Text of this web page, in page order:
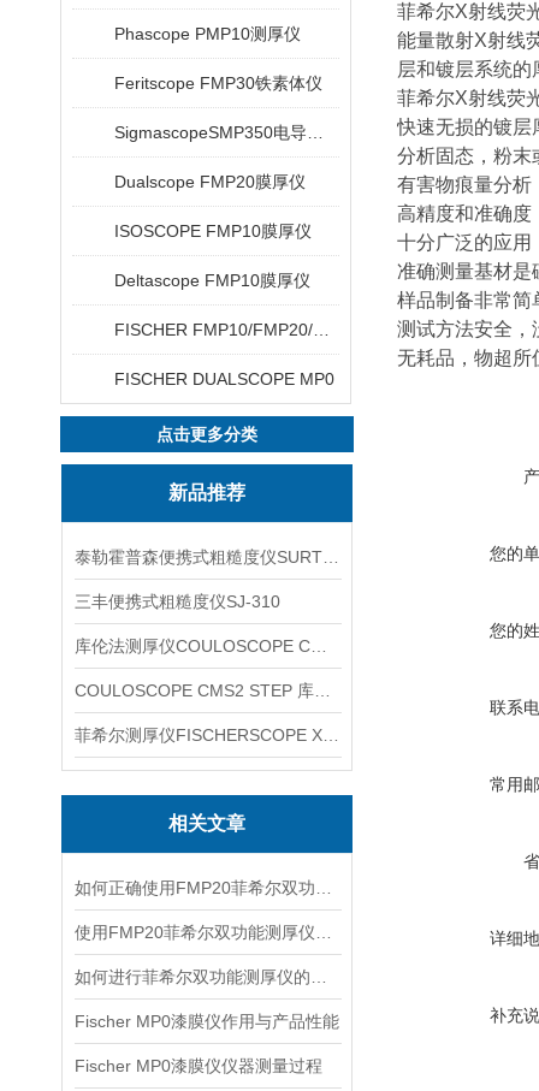
Phascope PMP10测厚仪
Feritscope FMP30铁素体仪
Dualscope FMP20膜厚仪
ISOSCOPE FMP10膜厚仪
Deltascope FMP10膜厚仪
FISCHER DUALSCOPE MP0
点击更多分类
新品推荐
三丰便携式粗糙度仪SJ-310
相关文章
Fischer MP0漆膜仪作用与产品性能
Fischer MP0漆膜仪仪器测量过程
菲希尔X射线荧
能量散射X射线
层和镀层系统
菲希尔X射线荧
快速无损的镀层
分析固态，粉末
有害物痕量分析
高精度和准确度
十分广泛的应用
准确测量基材是
样品制备非常简
测试方法安全，
无耗品，物超所
您的
您的
联系
常用
详细
补充